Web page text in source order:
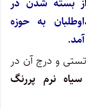
به حوزه
و درج‌ آن‌ در
نرم پررنگ‌